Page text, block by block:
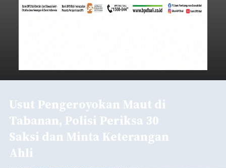
Usut Pengeroyokan Maut di
Tabanan, Polisi Periksa 30
Saksi dan Minta Keterangan
Ahli